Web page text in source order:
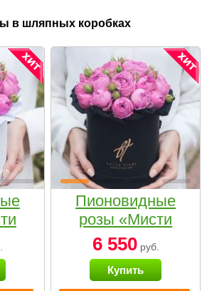
в шляпных коробках
Пионовидные
розы «Мисти
бабблс» в
черной коробке
Small
6 550руб.
Купить